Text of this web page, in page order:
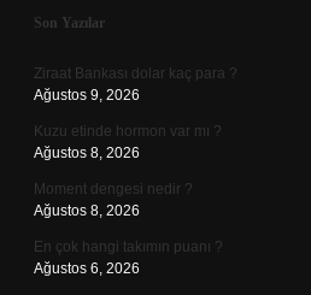
Sidebar
Son Yazılar
Ziraat Bankası dolar kaç para ?
Ağustos 9, 2026
Kuzu etinde hormon var mı ?
Ağustos 8, 2026
Moment dengesi nedir ?
Ağustos 8, 2026
En çok hangi takımın puanı ?
Ağustos 6, 2026